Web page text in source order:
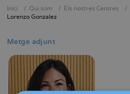
Fil
Inici Qui som Els nostres Centres
Lorenzo Gonzalez
Metge adjunt